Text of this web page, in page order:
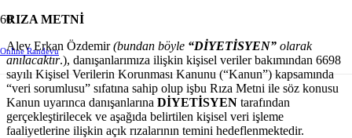
Online Randevu
RIZA METNİ
Alev Erkan Özdemir(bundan böyle “DİYETİSYEN” olarak
anılacaktır.), danışanlarımıza ilişkin kişisel veriler bakımından 6698
sayılı Kişisel Verilerin Korunması Kanunu (“Kanun”) kapsamında
“veri sorumlusu” sıfatına sahip olup işbu Rıza Metni ile söz konusu
Kanun uyarınca danışanlarına DİYETİSYEN tarafından
gerçekleştirilecek ve aşağıda belirtilen kişisel veri işleme
faaliyetlerine ilişkin açık rızalarının temini hedeflenmektedir.